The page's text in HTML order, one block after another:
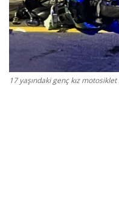
Reklam ve İşbirliği
Bodrum Trafik
Turizm
17 yaşındaki genç kız